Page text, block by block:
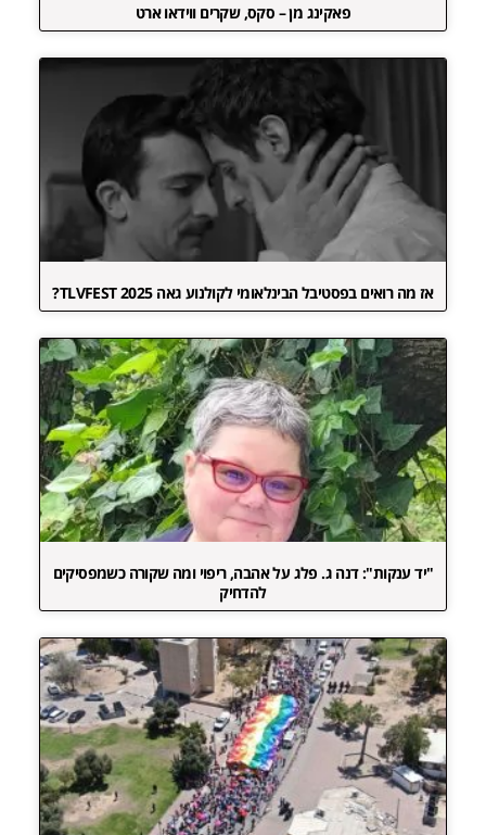
פאקינג מן – סקס, שקרים ווידאו ארט
אז מה רואים בפסטיבל הבינלאומי לקולנוע גאה TLVFEST 2025?
"יד ענקות": דנה ג. פלג על אהבה, ריפוי ומה שקורה כשמפסיקים
להדחיק